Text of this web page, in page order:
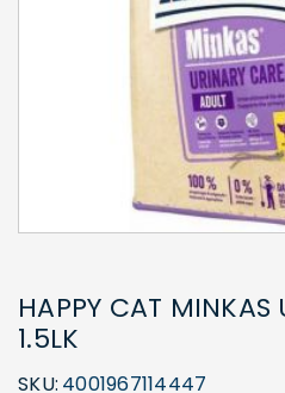
HAPPY CAT MINKAS
1.5LK
SKU: 4001967114447